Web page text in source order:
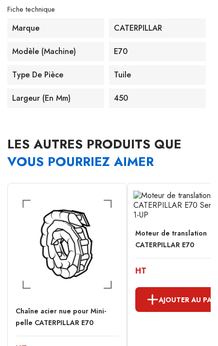
Fiche technique
Marque CATERPILLAR
Modèle (machine) E70
Type De Pièce Tuile
Largeur (en Mm) 450
LES AUTRES PRODUITS QUE
VOUS POURRIEZ AIMER
Chaîne acier nue pour Mini-
pelle CATERPILLAR E70
Moteur de translation
CATERPILLAR E70
HT
AJOUTER AU